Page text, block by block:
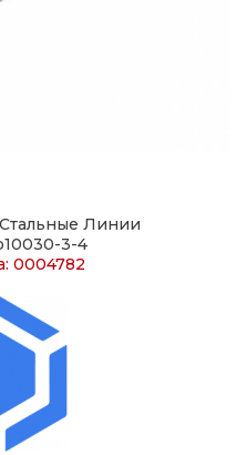
Линии
3-4
0004782